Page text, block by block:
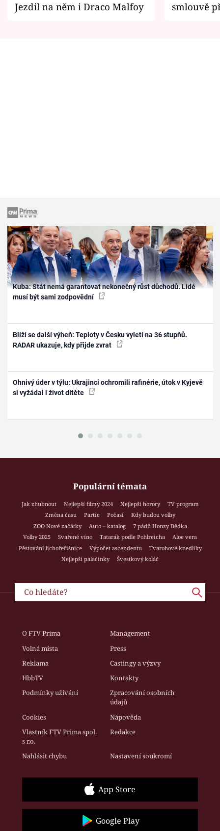
Jezdil na něm i Draco Malfoy
smlouvě
Kuba: Stát nemá garantovat nekonečný růst důchodů. Lidé
musí být sami zodpovědní
Blíží se další výheň: Teploty v Česku vyletí na 36 stupňů.
RADAR ukazuje, kdy přijde zvrat
Ohnivý úder v týlu: Ukrajinci ochromili rafinérie, útok v Kyjevě
si vyžádal i život dítěte
Populární témata
Jak zhubnout Nejlepší filmy 2024 Nejlepší horory
TV program
Změna času
Partie Počasí
Kdy budou volby
ZOO Nové začátky
Auto – katalog
7 pádů Honzy Dědka
Volby 2025
Svařené víno Tatarák podle Pohlreicha
Aloe vera
Pěstování lichořeřišnice
Výpočet ascendentu
Tvarohové knedlíky
Nejlepší palačinky
Švestkový koláč
O FTV Prima
Management
Volná místa
Press
Reklama
Castingy a výzvy
HbbTV
Kontakty
Podmínky užívání
Zpracování osobních
údajů
Cookies
Nápověda
Vlastník FTV Prima spol.
s r.o.
Redakce
Nahlásit chybu Nastavení soukromí
App Store
Google Play